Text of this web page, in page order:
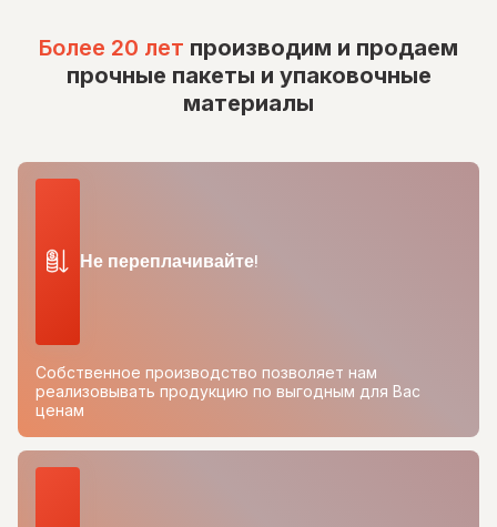
Более 20 лет производим и продаем
прочные пакеты и упаковочные
материалы
Не переплачивайте!
Собственное производство позволяет нам
реализовывать продукцию по выгодным для Вас
ценам